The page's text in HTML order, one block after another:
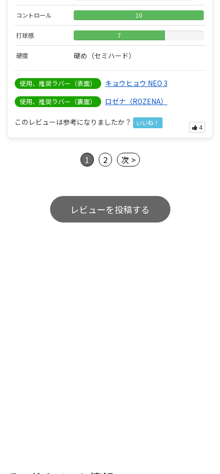
コントロール 10
打球感 7
硬度 硬め（セミハード）
使用、推奨ラバー（表面） キョウヒョウ NEO 3
使用、推奨ラバー（裏面） ロゼナ（ROZENA）
このレビューは参考になりましたか？ いいね！
4
1 2 次 >
レビューを投稿する